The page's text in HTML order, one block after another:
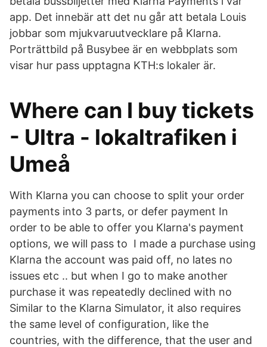
app. Det innebär att det nu går att betala Louis
jobbar som mjukvaruutvecklare på Klarna.
Porträttbild på Busybee är en webbplats som
visar hur pass upptagna KTH:s lokaler är.
Where can I buy tickets
- Ultra - lokaltrafiken i
Umeå
With Klarna you can choose to split your order
payments into 3 parts, or defer payment In
order to be able to offer you Klarna's payment
options, we will pass to I made a purchase using
Klarna the account was paid off, no lates no
issues etc .. but when I go to make another
purchase it was repeatedly declined with no
Similar to the Klarna Simulator, it also requires
the same level of configuration, like the
countries, with the difference, that the user and